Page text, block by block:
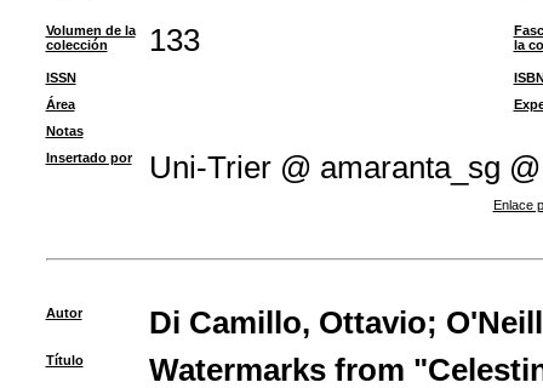
Volumen de la
colección
133
la
ISSN
Área
Notas
Insertado por
Uni-Trier @ amaranta_sg
Enlace
Autor Di Camillo, Ottavio;
Título Watermarks from